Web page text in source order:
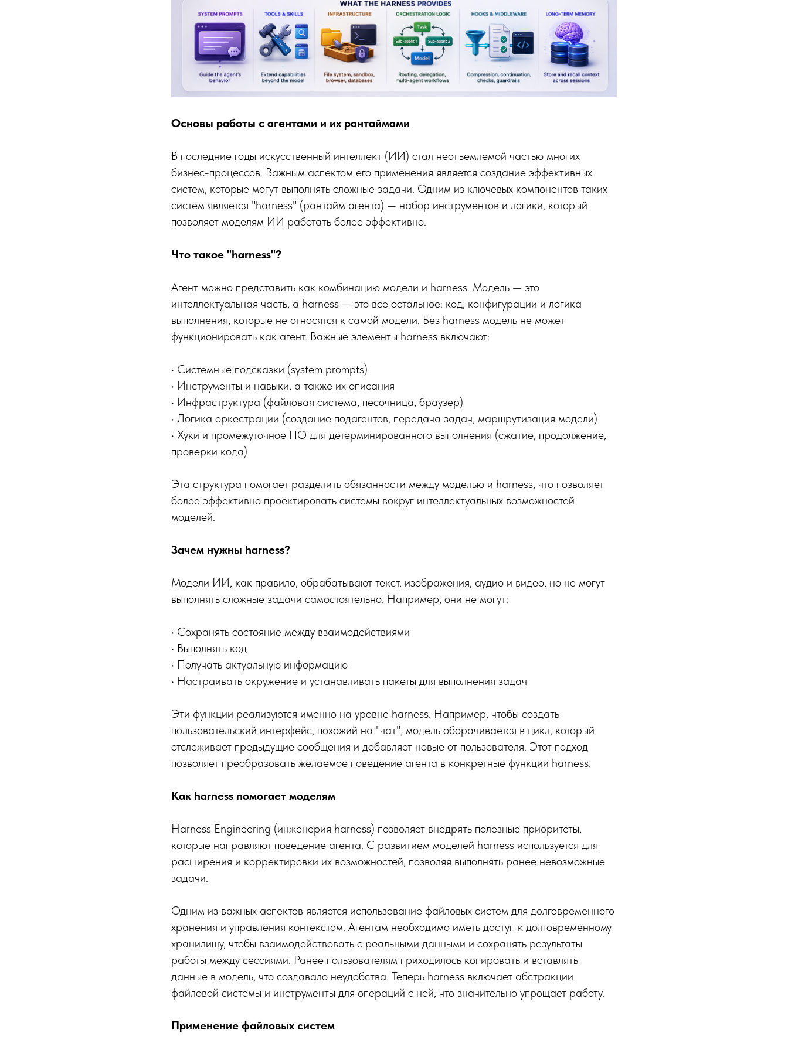
Основы работы с агентами и их рантаймами
В последние годы искусственный интеллект (ИИ) стал неотъемлемой частью многих
бизнес-процессов. Важным аспектом его применения является создание эффективных
систем, которые могут выполнять сложные задачи. Одним из ключевых компонентов таких
систем является "harness" (рантайм агента) — набор инструментов и логики, который
позволяет моделям ИИ работать более эффективно.
Что такое "harness"?
Агент можно представить как комбинацию модели и harness. Модель — это
интеллектуальная часть, а harness — это все остальное: код, конфигурации и логика
выполнения, которые не относятся к самой модели. Без harness модель не может
функционировать как агент. Важные элементы harness включают:
• Системные подсказки (system prompts)
• Инструменты и навыки, а также их описания
• Инфраструктура (файловая система, песочница, браузер)
• Логика оркестрации (создание подагентов, передача задач, маршрутизация модели)
• Хуки и промежуточное ПО для детерминированного выполнения (сжатие, продолжение,
проверки кода)
Эта структура помогает разделить обязанности между моделью и harness, что позволяет
более эффективно проектировать системы вокруг интеллектуальных возможностей
моделей.
Зачем нужны harness?
Модели ИИ, как правило, обрабатывают текст, изображения, аудио и видео, но не могут
выполнять сложные задачи самостоятельно. Например, они не могут:
• Сохранять состояние между взаимодействиями
• Выполнять код
• Получать актуальную информацию
• Настраивать окружение и устанавливать пакеты для выполнения задач
Эти функции реализуются именно на уровне harness. Например, чтобы создать
пользовательский интерфейс, похожий на "чат", модель оборачивается в цикл, который
отслеживает предыдущие сообщения и добавляет новые от пользователя. Этот подход
позволяет преобразовать желаемое поведение агента в конкретные функции harness.
Как harness помогает моделям
Harness Engineering (инженерия harness) позволяет внедрять полезные приоритеты,
которые направляют поведение агента. С развитием моделей harness используется для
расширения и корректировки их возможностей, позволяя выполнять ранее невозможные
задачи.
Одним из важных аспектов является использование файловых систем для долговременного
хранения и управления контекстом. Агентам необходимо иметь доступ к долговременному
хранилищу, чтобы взаимодействовать с реальными данными и сохранять результаты
работы между сессиями. Ранее пользователям приходилось копировать и вставлять
данные в модель, что создавало неудобства. Теперь harness включает абстракции
файловой системы и инструменты для операций с ней, что значительно упрощает работу.
Применение файловых систем